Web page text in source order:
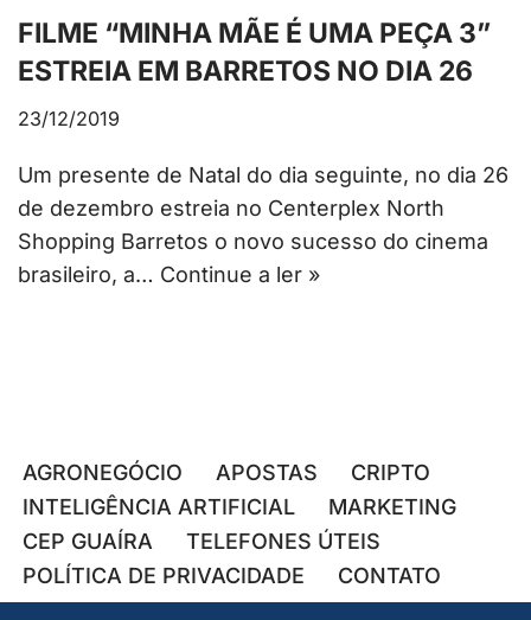
FILME “MINHA MÃE É UMA PEÇA 3”
ESTREIA EM BARRETOS NO DIA 26
23/12/2019
Um presente de Natal do dia seguinte, no dia 26
de dezembro estreia no Centerplex North
Shopping Barretos o novo sucesso do cinema
brasileiro, a… Continue a ler »
AGRONEGÓCIO APOSTAS
CRIPTO
INTELIGÊNCIA ARTIFICIAL
MARKETING
CEP GUAÍRA
TELEFONES ÚTEIS
POLÍTICA DE PRIVACIDADE
CONTATO